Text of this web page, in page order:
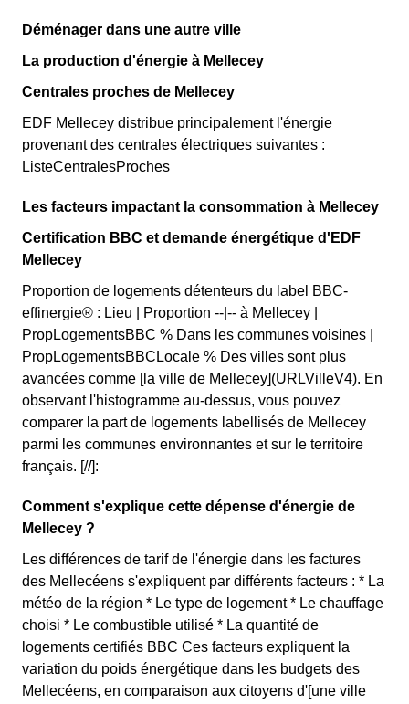
Déménager dans une autre ville
La production d'énergie à Mellecey
Centrales proches de Mellecey
EDF Mellecey distribue principalement l'énergie
provenant des centrales électriques suivantes :
ListeCentralesProches
Les facteurs impactant la consommation à Mellecey
Certification BBC et demande énergétique d'EDF
Mellecey
Proportion de logements détenteurs du label BBC-
effinergie® : Lieu | Proportion --|-- à Mellecey |
PropLogementsBBC % Dans les communes voisines |
PropLogementsBBCLocale % Des villes sont plus
avancées comme [la ville de Mellecey](URLVilleV4). En
observant l'histogramme au-dessus, vous pouvez
comparer la part de logements labellisés de Mellecey
parmi les communes environnantes et sur le territoire
français. [//]:
Comment s'explique cette dépense d'énergie de
Mellecey ?
Les différences de tarif de l'énergie dans les factures
des Mellecéens s'expliquent par différents facteurs : * La
météo de la région * Le type de logement * Le chauffage
choisi * Le combustible utilisé * La quantité de
logements certifiés BBC Ces facteurs expliquent la
variation du poids énergétique dans les budgets des
Mellecéens, en comparaison aux citoyens d'[une ville